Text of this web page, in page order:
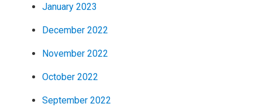
January 2023
December 2022
November 2022
October 2022
September 2022